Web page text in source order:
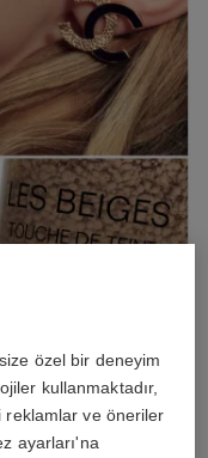
özel bir deneyim
kullanmaktadır,
reklamlar ve öneriler
ayarları'na